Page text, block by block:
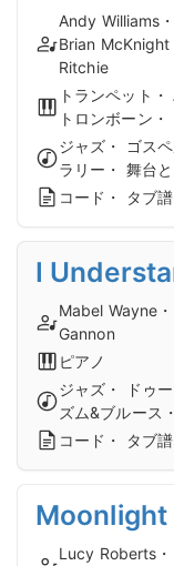
Andy Williams
Brian
Ritchie
トランペット
トロンボーン・
ジャズ・ ゴス
ラリー・ 舞台
コード・ タブ
I
Mabel Wayne
Gannon
ピアノ
ジャズ・ ドゥ
ズム&ブルース
コード・ タブ
Lucy Roberts